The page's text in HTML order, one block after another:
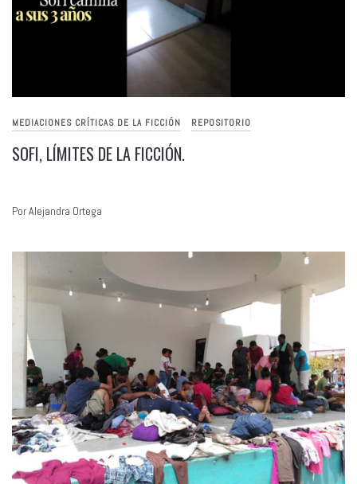
MEDIACIONES CRÍTICAS DE LA FICCIÓN REPOSITORIO
SOFI, LÍMITES DE LA FICCIÓN.
Por Alejandra Ortega